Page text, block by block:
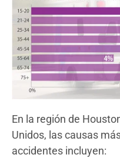
En la región de
Unidos, las causas
accidentes incluyen: